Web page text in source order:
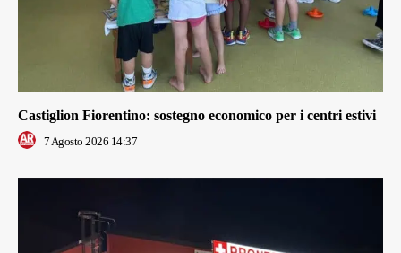
Castiglion Fiorentino: sostegno economico per i centri estivi
7 Agosto 2026 14:37